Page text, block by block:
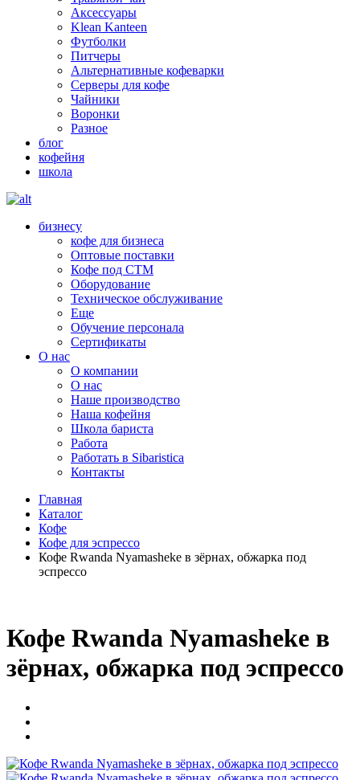
Аксессуары
Klean Kanteen
Футболки
Питчеры
Альтернативные кофеварки
Серверы для кофе
Чайники
Воронки
Разное
блог
кофейня
школа
бизнесу
кофе для бизнеса
Оптовые поставки
Кофе под СТМ
Оборудование
Техническое обслуживание
Еще
Обучение персонала
Сертификаты
О нас
O компании
О нас
Наше производство
Наша кофейня
Школа бариста
Работа
Работать в Sibaristica
Контакты
Главная
Каталог
Кофе
Кофе для эспрессо
Кофе Rwanda Nyamasheke в зёрнах, обжарка под
эспрессо
Кофе Rwanda Nyamasheke в
зёрнах, обжарка под эспрессо